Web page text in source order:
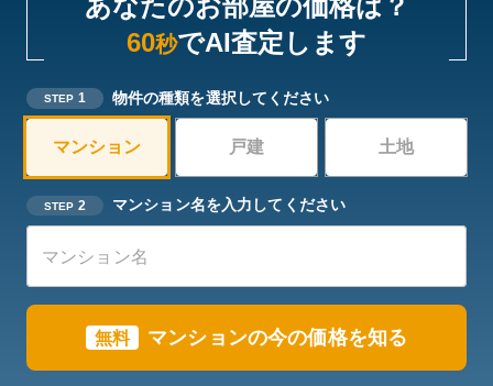
あなたのお部屋の価格は？
60秒でAI査定します
STEP 1 物件の種類を選択してください
マンション 戸建 土地
STEP 2 マンション名を入力してください
無料 マンションの今の価格を知る